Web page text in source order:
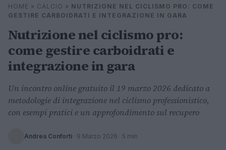
Cerca
⌕ ×
HOME » CALCIO » NUTRIZIONE NEL CICLISMO PRO: COME
GESTIRE CARBOIDRATI E INTEGRAZIONE IN GARA
Nutrizione nel ciclismo pro:
come gestire carboidrati e
integrazione in gara
Un incontro online gratuito il 19 marzo 2026 dedicato a
metodologie di integrazione nel ciclismo professionistico,
con esempi pratici e un approfondimento sul recupero
Andrea Conforti · 9 Marzo 2026 · 5 min